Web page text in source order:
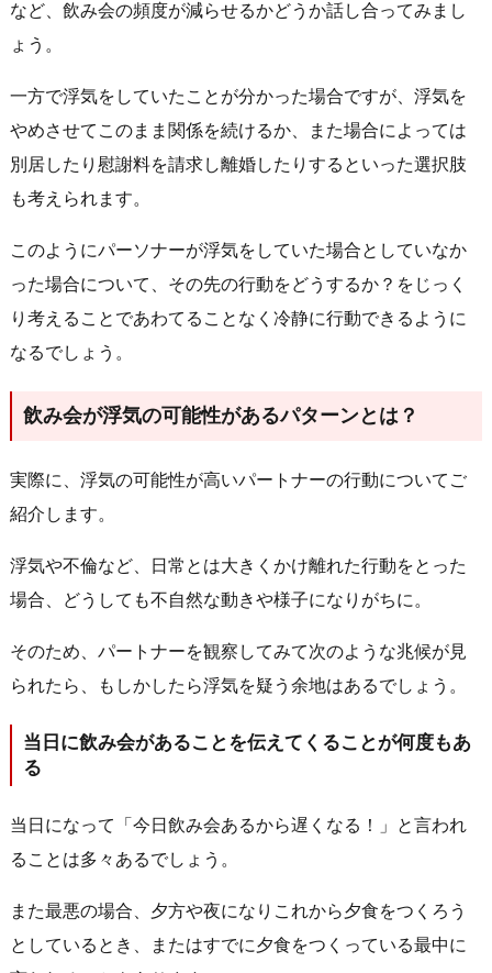
など、飲み会の頻度が減らせるかどうか話し合ってみまし
ょう。
一方で浮気をしていたことが分かった場合ですが、浮気を
やめさせてこのまま関係を続けるか、また場合によっては
別居したり慰謝料を請求し離婚したりするといった選択肢
も考えられます。
このようにパーソナーが浮気をしていた場合としていなか
った場合について、その先の行動をどうするか？をじっく
り考えることであわてることなく冷静に行動できるように
なるでしょう。
飲み会が浮気の可能性があるパターンとは？
実際に、浮気の可能性が高いパートナーの行動についてご
紹介します。
浮気や不倫など、日常とは大きくかけ離れた行動をとった
場合、どうしても不自然な動きや様子になりがちに。
そのため、パートナーを観察してみて次のような兆候が見
られたら、もしかしたら浮気を疑う余地はあるでしょう。
当日に飲み会があることを伝えてくることが何度もあ
る
当日になって「今日飲み会あるから遅くなる！」と言われ
ることは多々あるでしょう。
また最悪の場合、夕方や夜になりこれから夕食をつくろう
としているとき、またはすでに夕食をつくっている最中に